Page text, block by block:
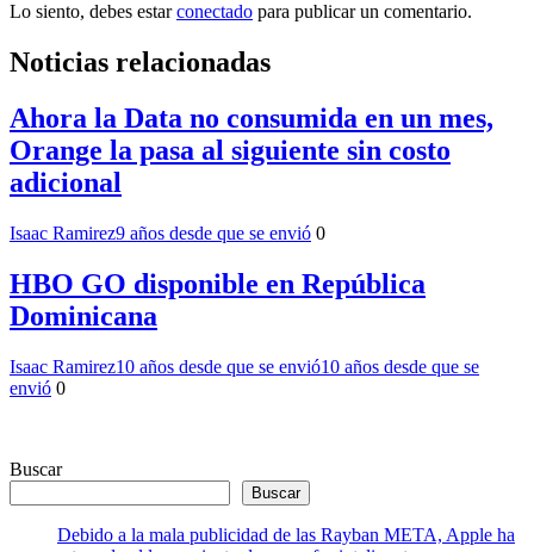
Lo siento, debes estarconectado para publicar un comentario.
Noticias relacionadas
Ahora la Data no consumida en un mes,
Orange la pasa al siguiente sin costo
adicional
Isaac Ramirez9 años desde que se envió 0
HBO GO disponible en República
Dominicana
Isaac Ramirez10 años desde que se envió10 años desde que se
envió 0
Buscar
Buscar
Debido a la mala publicidad de las Rayban META, Apple ha